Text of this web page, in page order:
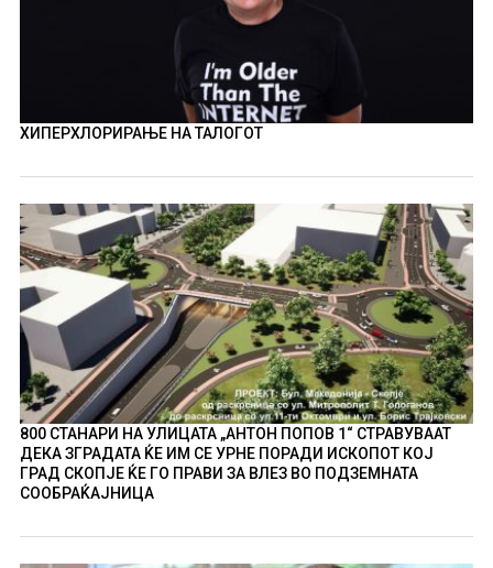
ХИПЕРХЛОРИРАЊЕ НА ТАЛОГОТ
800 СТАНАРИ НА УЛИЦАТА „АНТОН ПОПОВ 1“ СТРАВУВААТ
ДЕКА ЗГРАДАТА ЌЕ ИМ СЕ УРНЕ ПОРАДИ ИСКОПОТ КОЈ
ГРАД СКОПЈЕ ЌЕ ГО ПРАВИ ЗА ВЛЕЗ ВО ПОДЗЕМНАТА
СООБРАЌАЈНИЦА